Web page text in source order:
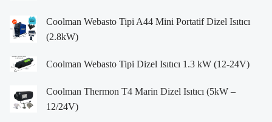
Coolman Webasto Tipi A44 Mini Portatif Dizel Isıtıcı
(2.8kW)
Coolman Webasto Tipi Dizel Isıtıcı 1.3 kW (12-24V)
Coolman Thermon T4 Marin Dizel Isıtıcı (5kW –
12/24V)